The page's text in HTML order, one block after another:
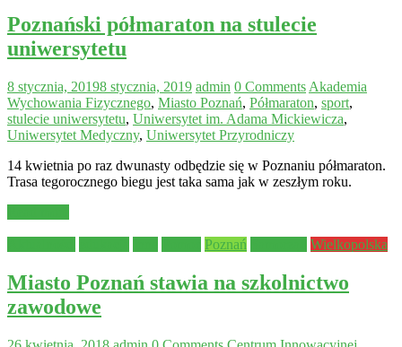
Poznański półmaraton na stulecie
uniwersytetu
8 stycznia, 20198 stycznia, 2019 admin 0 Comments Akademia
Wychowania Fizycznego, Miasto Poznań, Półmaraton, sport,
stulecie uniwersytetu, Uniwersytet im. Adama Mickiewicza,
Uniwersytet Medyczny, Uniwersytet Przyrodniczy
14 kwietnia po raz dwunasty odbędzie się w Poznaniu półmaraton.
Trasa tegorocznego biegu jest taka sama jak w zeszłym roku.
Poznań Wielkopolska
Miasto Poznań stawia na szkolnictwo
zawodowe